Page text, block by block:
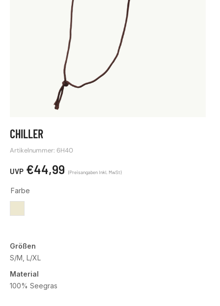
CHILLER
Artikelnummer: 6H40
€44,99
Farbe
Größen
S/M, L/XL
Material
100% Seegras